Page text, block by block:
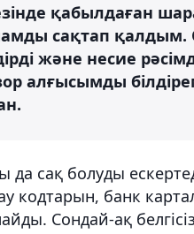
қабылдаған
сақтап қалдым.
және несие
алғысымды
да сақ болуды
кодтарын, банк
Сондай-ақ